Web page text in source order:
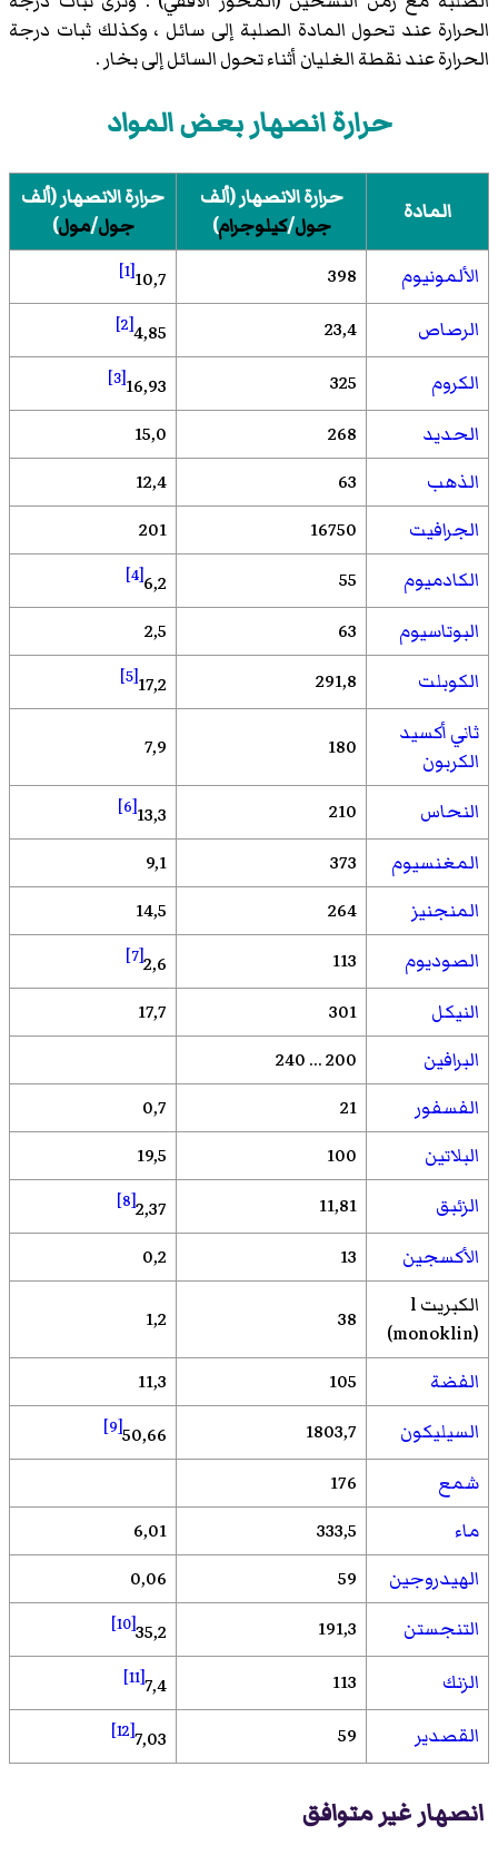
الحرارة عند تحول المادة الصلبة إلى سائل ، وكذلك ثبات درجة
الحرارة عند نقطة الغليان أثناء تحول السائل إلى بخار .
حرارة انصهار بعض المواد
المادة
حرارة الانصهار (ألف
جول/كيلوجرام)
حرارة الانصهار (ألف
جول/مول)
الألمونيوم
398
10,7
[1]
الرصاص 23,4
4,85
[2]
الكروم 325
16,93
[3]
الحديد 268
15,0
الذهب
63
12,4
الجرافيت
16750
201
الكادميوم
55
6,2
[4]
البوتاسيوم 63
2,5
الكوبلت
291,8
17,2
[5]
ثاني أكسيد
الكربون
180
7,9
النحاس 210
13,3
[6]
المغنسيوم 373
9,1
المنجنيز
264
14,5
الصوديوم
113
2,6
[7]
النيكل 301
17,7
البرافين
200 ... 240
الفسفور
21
0,7
البلاتين
100
19,5
الزئبق
11,81
2,37
[8]
الأكسجين 13
0,2
الكبريت l
(monoklin)
38
1,2
الفضة 105
11,3
السيليكون
1803,7
50,66
[9]
شمع
176
ماء
333,5
6,01
الهيدروجين
59
0,06
التنجستن
191,3
35,2
[10]
الزنك 113
7,4
[11]
القصدير 59
7,03
[12]
انصهار غير متوافق